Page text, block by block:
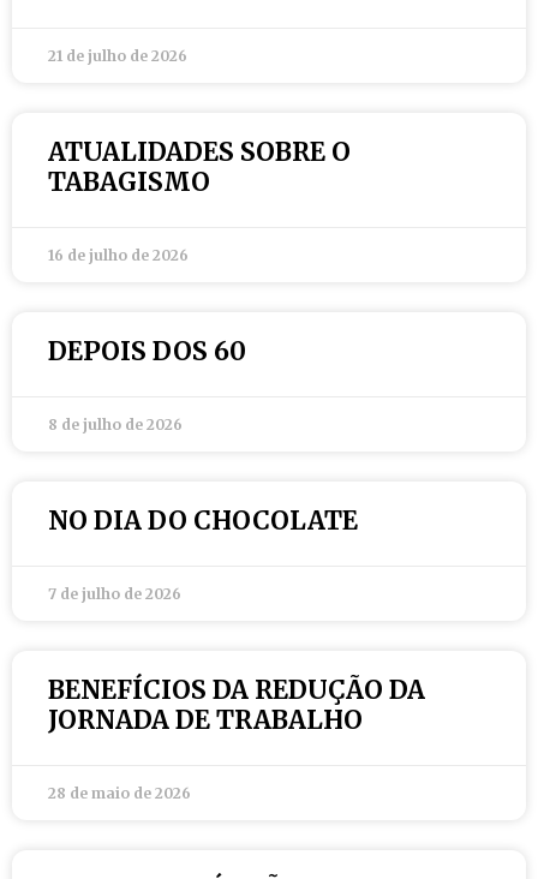
21 de julho de 2026
ATUALIDADES SOBRE O
TABAGISMO
16 de julho de 2026
DEPOIS DOS 60
8 de julho de 2026
NO DIA DO CHOCOLATE
7 de julho de 2026
BENEFÍCIOS DA REDUÇÃO DA
JORNADA DE TRABALHO
28 de maio de 2026